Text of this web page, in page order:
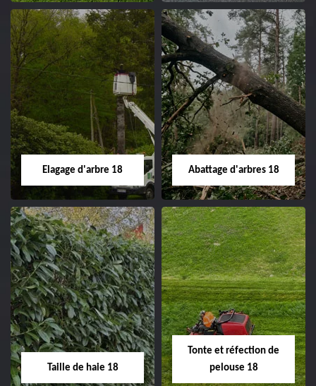
Paysagiste 18
Artisan paysagiste 18
Cher tel: 02.52.56.49.40
Pose et
changement
grillage et clôture
18
Spécialiste en pose et
changement grillage et
clôture 18 Cher tel:
02.52.56.49.40
Elagage d'arbre 18
Elagage d'arbre 18
Entreprise élagage
d'arbre 18 Cher tel:
02.52.56.49.40
Abattage d'arbres 18
Abattage d'arbres
18
Entreprise abattage
Taille de haie 18
Tonte et réfection de
pelouse 18